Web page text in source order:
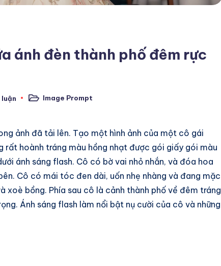
ánh đèn thành phố đêm rực
luận
PostedImage Prompt
ảnh đã tải lên. Tạo một hình ảnh của một cô gái
hoành tráng màu hồng nhạt được gói giấy gói màu
ánh sáng flash. Cô có bờ vai nhỏ nhắn, và đóa hoa
Cô có mái tóc đen dài, uốn nhẹ nhàng và đang mặc
bồng. Phía sau cô là cảnh thành phố về đêm tráng
Ánh sáng flash làm nổi bật nụ cười của cô và những